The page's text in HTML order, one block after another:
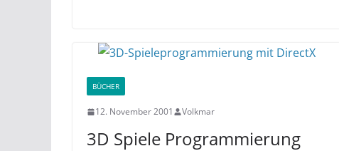
BÜCHER
12. November 2001 Volkmar
3D Spiele Programmierung